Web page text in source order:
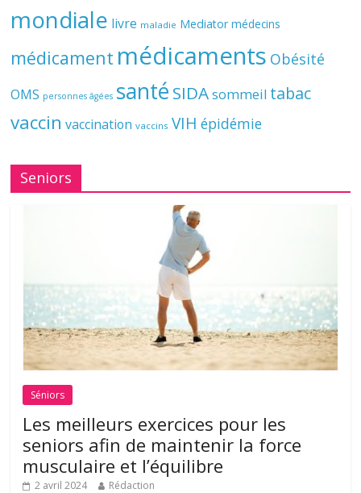
mondiale livre maladie Mediator médecins
médicament médicaments Obésité
OMS personnes âgées santé SIDAsommeil tabac
vaccin vaccination vaccins VIH épidémie
Seniors
Séniors
Les meilleurs exercices pour les
seniors afin de maintenir la force
musculaire et l’équilibre
2 avril 2024 Rédaction